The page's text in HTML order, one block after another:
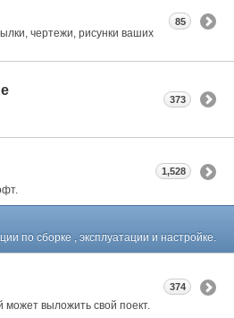
чертежи, рисунки ваших
85
373
1,528
по сборке , эксплуатации и настройке.
выложить свой поект.
374